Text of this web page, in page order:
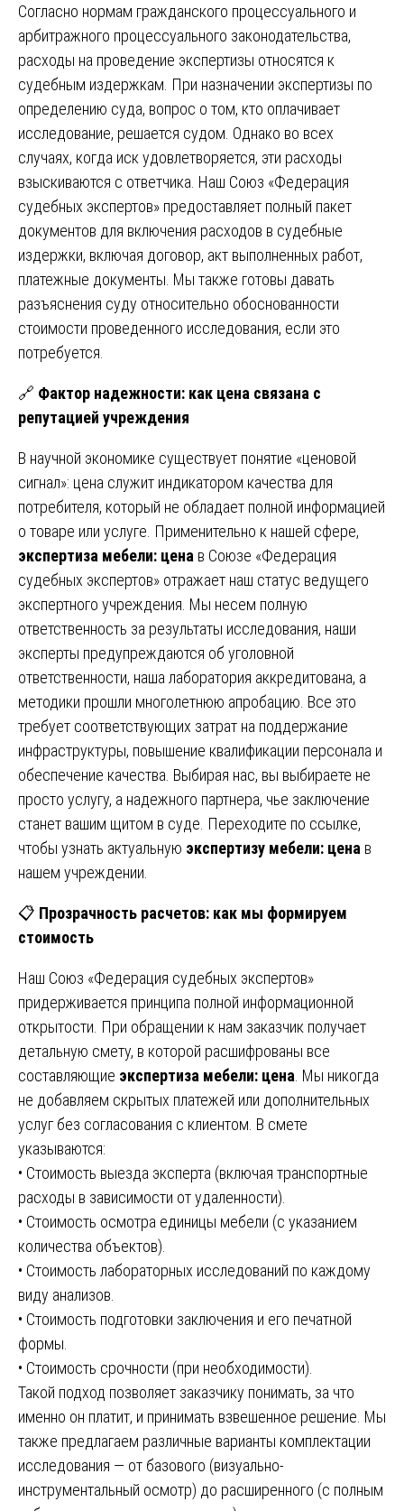
Согласно нормам гражданского процессуального и
арбитражного процессуального законодательства,
расходы на проведение экспертизы относятся к
судебным издержкам. При назначении экспертизы по
определению суда, вопрос о том, кто оплачивает
исследование, решается судом. Однако во всех
случаях, когда иск удовлетворяется, эти расходы
взыскиваются с ответчика. Наш Союз «Федерация
судебных экспертов» предоставляет полный пакет
документов для включения расходов в судебные
издержки, включая договор, акт выполненных работ,
платежные документы. Мы также готовы давать
разъяснения суду относительно обоснованности
стоимости проведенного исследования, если это
потребуется.
🔗 Фактор надежности: как цена связана с
репутацией учреждения
В научной экономике существует понятие «ценовой
сигнал»: цена служит индикатором качества для
потребителя, который не обладает полной информацией
о товаре или услуге. Применительно к нашей сфере,
экспертиза мебели: цена в Союзе «Федерация
судебных экспертов» отражает наш статус ведущего
экспертного учреждения. Мы несем полную
ответственность за результаты исследования, наши
эксперты предупреждаются об уголовной
ответственности, наша лаборатория аккредитована, а
методики прошли многолетнюю апробацию. Все это
требует соответствующих затрат на поддержание
инфраструктуры, повышение квалификации персонала и
обеспечение качества. Выбирая нас, вы выбираете не
просто услугу, а надежного партнера, чье заключение
станет вашим щитом в суде. Переходите по ссылке,
чтобы узнать актуальную экспертизу мебели: цена в
нашем учреждении.
📋 Прозрачность расчетов: как мы формируем
стоимость
Наш Союз «Федерация судебных экспертов»
придерживается принципа полной информационной
открытости. При обращении к нам заказчик получает
детальную смету, в которой расшифрованы все
составляющие экспертиза мебели: цена . Мы никогда
не добавляем скрытых платежей или дополнительных
услуг без согласования с клиентом. В смете
указываются:
• Стоимость выезда эксперта (включая транспортные
расходы в зависимости от удаленности).
• Стоимость осмотра единицы мебели (с указанием
количества объектов).
• Стоимость лабораторных исследований по каждому
виду анализов.
• Стоимость подготовки заключения и его печатной
формы.
• Стоимость срочности (при необходимости).
Такой подход позволяет заказчику понимать, за что
именно он платит, и принимать взвешенное решение. Мы
также предлагаем различные варианты комплектации
исследования — от базового (визуально-
инструментальный осмотр) до расширенного (с полным